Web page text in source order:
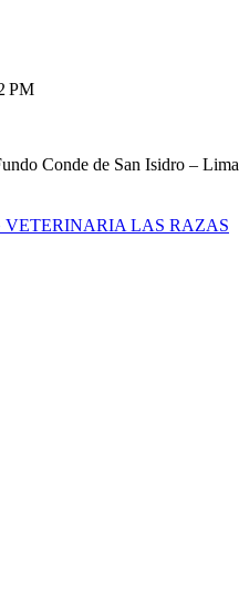
Conde de San Isidro – Lima
VETERINARIA LAS RAZAS